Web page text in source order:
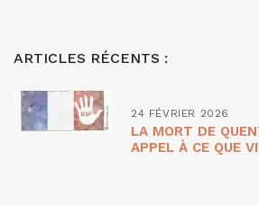
ARTICLES RÉCENTS :
24 FÉVRIER 2026
LA MORT DE
APPEL À CE QUE